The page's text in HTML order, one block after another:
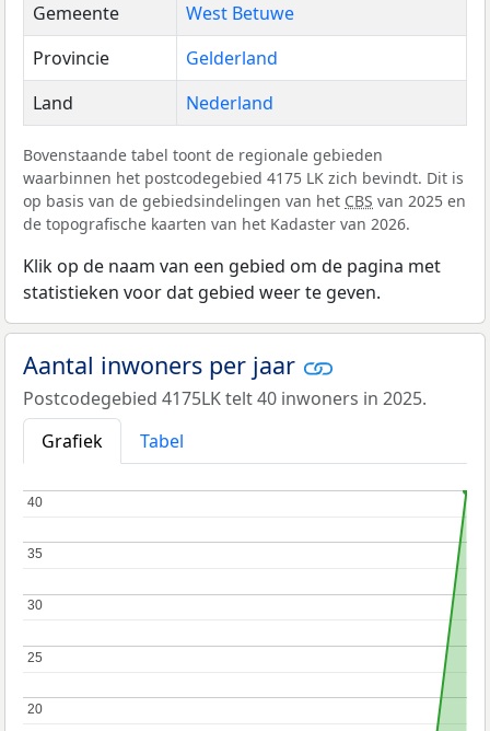
Gemeente
West Betuwe
Provincie
Gelderland
Land
Nederland
Bovenstaande tabel toont de regionale gebieden
waarbinnen het postcodegebied 4175 LK zich bevindt. Dit is
op basis van de gebiedsindelingen van het CBS van 2025 en
de topografische kaarten van het Kadaster van 2026.
Klik op de naam van een gebied om de pagina met
statistieken voor dat gebied weer te geven.
Aantal inwoners per jaar
Postcodegebied 4175LK telt 40 inwoners in 2025.
Grafiek
Tabel
20
20
25
25
30
30
35
35
40
40